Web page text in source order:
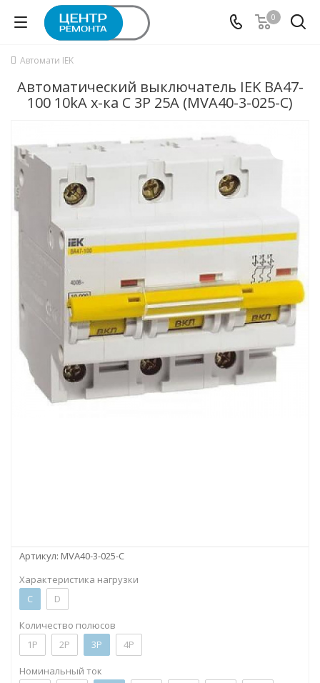
0
Автомати IEK
Автоматический выключатель IEK ВА47-
100 10kA х-ка C 3P 25А (MVA40-3-025-C)
Артикул: MVA40-3-025-C
Характеристика нагрузки
C
D
Количество полюсов
1P
2P 3P 4P
Номинальный ток